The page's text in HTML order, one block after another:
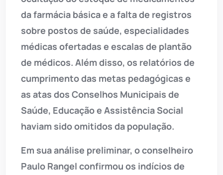
da farmácia básica e a falta de registros
sobre postos de saúde, especialidades
médicas ofertadas e escalas de plantão
de médicos. Além disso, os relatórios de
cumprimento das metas pedagógicas e
as atas dos Conselhos Municipais de
Saúde, Educação e Assistência Social
haviam sido omitidos da população.
Em sua análise preliminar, o conselheiro
Paulo Rangel confirmou os indícios de